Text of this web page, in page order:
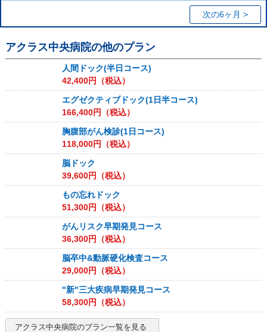
次の6ヶ月 >
アクラス中央病院の他のプラン
人間ドック(半日コース)
42,400円（税込）
エグゼクティブドック(1日半コース)
166,400円（税込）
胸腹部がん検診(1日コース)
118,000円（税込）
脳ドック
39,600円（税込）
もの忘れドック
51,300円（税込）
がんリスク早期発見コース
36,300円（税込）
脳卒中&動脈硬化検査コース
29,000円（税込）
"新"三大疾病早期発見コース
58,300円（税込）
アクラス中央病院のプラン一覧を見る